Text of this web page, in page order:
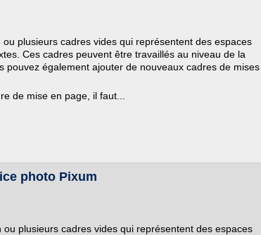
plusieurs cadres vides qui représentent des espaces
Ces cadres peuvent être travaillés au niveau de la
pouvez également ajouter de nouveaux cadres de mises
de mise en page, il faut...
photo Pixum
plusieurs cadres vides qui représentent des espaces